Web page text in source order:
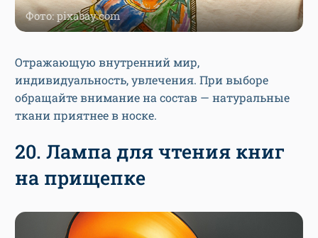
Фото: pixabay.com
Отражающую внутренний мир,
индивидуальность, увлечения. При выборе
обращайте внимание на состав — натуральные
ткани приятнее в носке.
20. Лампа для чтения книг
на прищепке